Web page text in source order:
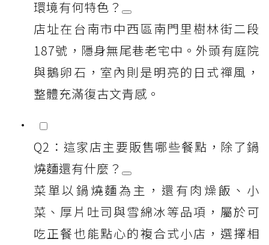
環境有何特色？
店址在台南市中西區南門里樹林街二段
187號，隱身無尾巷老宅中。外頭有庭院
與鵝卵石，室內則是明亮的日式禪風，
整體充滿復古文青感。
Q2：這家店主要販售哪些餐點，除了鍋
燒麵還有什麼？
菜單以鍋燒麵為主，還有肉燥飯、小
菜、厚片吐司與雪綿冰等品項，屬於可
吃正餐也能點心的複合式小店，選擇相